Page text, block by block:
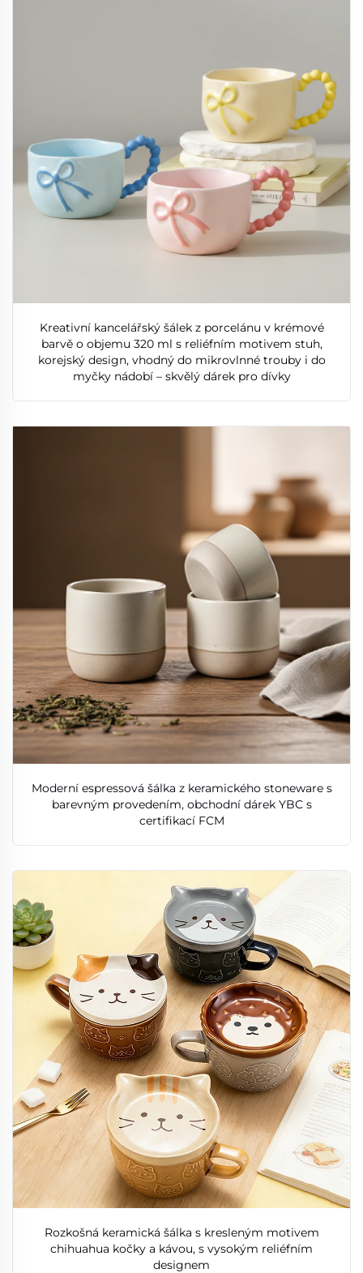
Kreativní kancelářský šálek z porcelánu v krémové
barvě o objemu 320 ml s reliéfním motivem stuh,
korejský design, vhodný do mikrovlnné trouby i do
myčky nádobí – skvělý dárek pro dívky
Moderní espressová šálka z keramického stoneware s
barevným provedením, obchodní dárek YBC s
certifikací FCM
Rozkošná keramická šálka s kresleným motivem
chihuahua kočky a kávou, s vysokým reliéfním
designem